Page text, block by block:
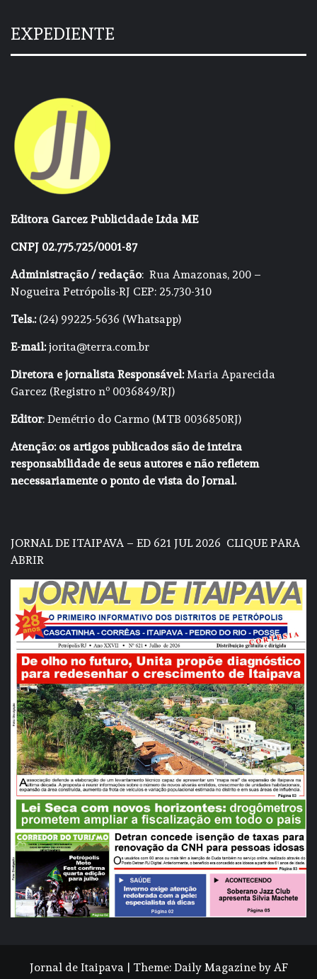
EXPEDIENTE
Editora Garcez Publicidade Ltda ME
CNPJ 02.775.725/0001-87
Administração / redação: Rua Amazonas, 200 –
Nogueira Petrópolis-RJ CEP: 25.730-310
Tels.:(24) 99225-5636 (Whatsapp)
E-mail:jorita@terra.com.br
Diretora e jornalista Responsável:Maria Aparecida
Garcez (Registro nº 0036849/RJ)
Editor: Demétrio do Carmo (MTB 0036850RJ)
Atenção: os artigos publicados são de inteira
responsabilidade de seus autores e não refletem
necessariamente o ponto de vista do Jornal.
JORNAL DE ITAIPAVA – ED 621 JUL 2026 CLIQUE PARA
ABRIR
Jornal de Itaipava Theme: Daily Magazineby AF